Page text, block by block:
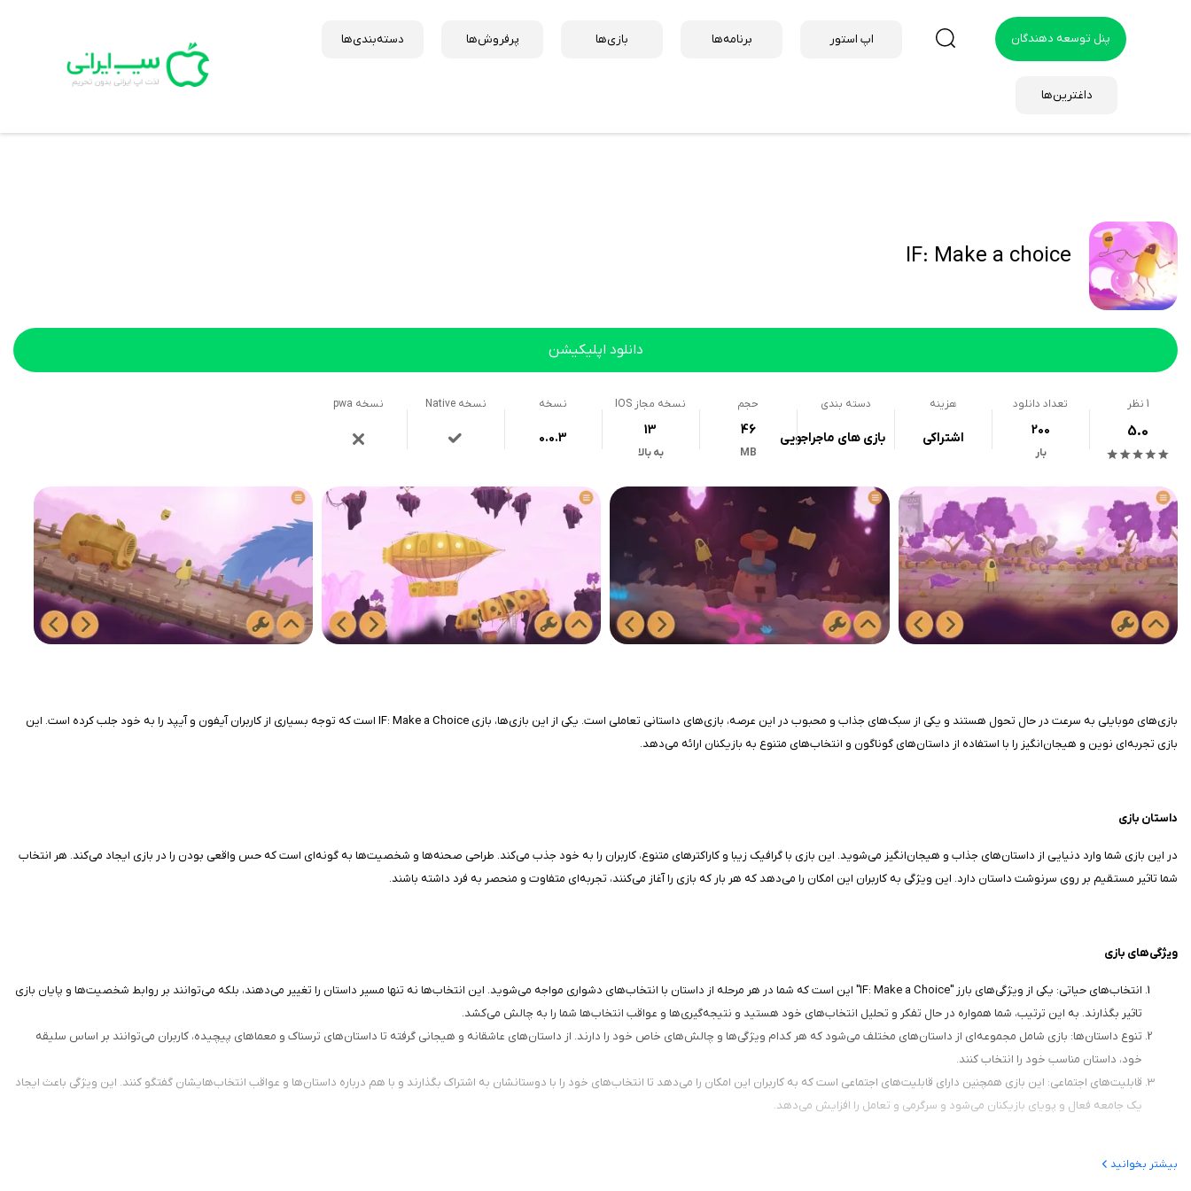
پنل توسعه دهندگان اپ استور برنامه‌ها بازی‌ها پرفروش‌ها دسته‌بندی‌ها
داغترین‌ها
IF: Make a choice
دانلود اپلیکیشن
1 نظر
5.0
تعداد دانلود
200
بار
هزینه
اشتراکی
دسته بندی
بازی های ماجراجویی
حجم
46
MB
نسخه مجاز IOS
13
به بالا
نسخه
0.0.3
نسخه Native نسخه pwa
بازی‌های موبایلی به سرعت در حال تحول هستند و یکی از سبک‌های جذاب و محبوب در این عرصه، بازی‌های داستانی تعاملی است. یکی از این بازی‌ها، بازی IF: Make a Choice است که توجه بسیاری از کاربران آیفون و آیپد را به خود جلب کرده است. این
بازی تجربه‌ای نوین و هیجان‌انگیز را با استفاده از داستان‌های گوناگون و انتخاب‌های متنوع به بازیکنان ارائه می‌دهد.
داستان بازی
در این بازی شما وارد دنیایی از داستان‌های جذاب و هیجان‌انگیز می‌شوید. این بازی با گرافیک زیبا و کاراکترهای متنوع، کاربران را به خود جذب می‌کند. طراحی صحنه‌ها و شخصیت‌ها به گونه‌ای است که حس واقعی بودن را در بازی ایجاد می‌کند. هر انتخاب
شما تاثیر مستقیم بر روی سرنوشت داستان دارد. این ویژگی به کاربران این امکان را می‌دهد که هر بار که بازی را آغاز می‌کنند، تجربه‌ای متفاوت و منحصر به فرد داشته باشند.
ویژگی‌های بازی
انتخاب‌های حیاتی: یکی از ویژگی‌های بارز "IF: Make a Choice" این است که شما در هر مرحله از داستان با انتخاب‌های دشواری مواجه می‌شوید. این انتخاب‌ها نه تنها مسیر داستان را تغییر می‌دهند، بلکه می‌توانند بر روابط شخصیت‌ها و پایان بازی
تاثیر بگذارند. به این ترتیب، شما همواره در حال تفکر و تحلیل انتخاب‌های خود هستید و نتیجه‌گیری‌ها و عواقب انتخاب‌ها شما را به چالش می‌کشد.
تنوع داستان‌ها: بازی شامل مجموعه‌ای از داستان‌های مختلف می‌شود که هر کدام ویژگی‌ها و چالش‌های خاص خود را دارند. از داستان‌های عاشقانه و هیجانی گرفته تا داستان‌های ترسناک و معماهای پیچیده، کاربران می‌توانند بر اساس سلیقه
خود، داستان مناسب خود را انتخاب کنند.
قابلیت‌های اجتماعی: این بازی همچنین دارای قابلیت‌های اجتماعی است که به کاربران این امکان را می‌دهد تا انتخاب‌های خود را با دوستانشان به اشتراک بگذارند و با هم درباره داستان‌ها و عواقب انتخاب‌هایشان گفتگو کنند. این ویژگی باعث ایجاد
یک جامعه فعال و پویای بازیکنان می‌شود و سرگرمی و تعامل را افزایش می‌دهد.
بیشتر بخوانید